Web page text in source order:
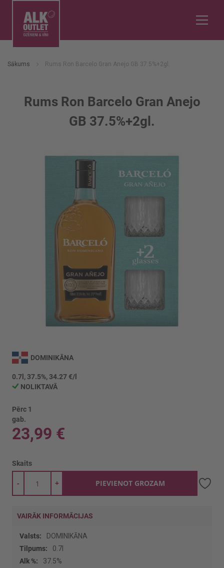
Sākums Rums Ron Barcelo Gran Anejo GB 37.5%+2gl.
Rums Ron Barcelo Gran Anejo
GB 37.5%+2gl.
uz
galerijas
sākumu
DOMINIKĀNA
0.7l, 37.5%, 34.27 €/l
NOLIKTAVĀ
Pērc 1
gab.
23,99 €
Skaits
+
- PIEVIENOT GROZAM
VAIRĀK INFORMĀCIJAS
Vairāk
informācijas
DOMINIKĀNA
0.7l
37.5%